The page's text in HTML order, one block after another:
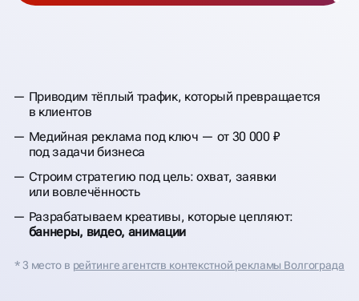
Приводим тёплый трафик, который превращается
в клиентов
Медийная реклама под ключ — от 30 000 ₽
под задачи бизнеса
Строим стратегию под цель: охват, заявки
или вовлечённость
Разрабатываем креативы, которые цепляют:
баннеры, видео, анимации
* 3 место в рейтинге агентств контекстной рекламы Волгограда